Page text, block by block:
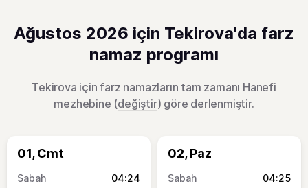
Ağustos 2026 için Tekirova'da farz
namaz programı
Tekirova için farz namazların tam zamanı Hanefi
mezhebine (değiştir) göre derlenmiştir.
01, Cmt
04:24
02, Paz
04:25